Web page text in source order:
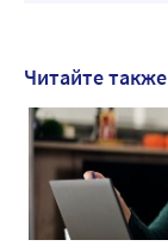
Читайте также